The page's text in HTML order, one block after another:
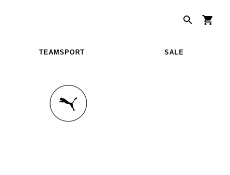
TEAMSPORT SALE